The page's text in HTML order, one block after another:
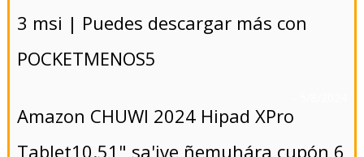
3 msi | Puedes descargar más con
POCKETMENOS5
Amazon CHUWI 2024 Hipad XPro
Tablet10.51" sa'ive ñemuhára cupón 6